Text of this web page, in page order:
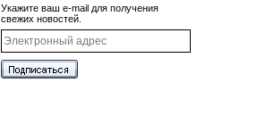
Укажите ваш e-mail для получения
свежих новостей.